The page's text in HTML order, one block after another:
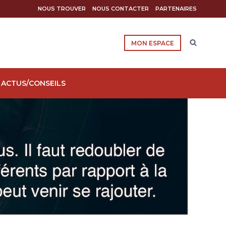
NOUS TROUVER NOUS CONTACTER PARTENAIRES
MON ESPACE
ACTUS/CONSEILS